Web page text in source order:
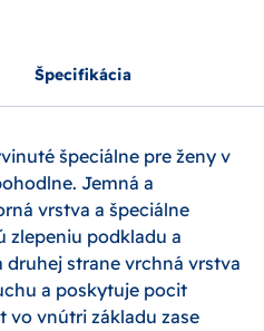
Špecifikácia
špeciálne pre ženy v
Jemná a
vrstva a špeciálne
zlepeniu podkladu a
druhej strane vrchná vrstva
a poskytuje pocit
vo vnútri základu zase